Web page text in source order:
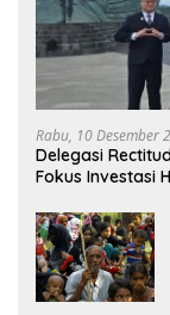
Rabu, 10 Desember
Delegasi
Fokus Investasi